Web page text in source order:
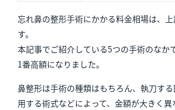
忘れ鼻の整形手術にかかる料金相場は、
す。
本記事でご紹介している5つの手術のなか
1番高額になりました。
鼻整形は手術の種類はもちろん、執刀す
用する術式などによって、金額が大きく異